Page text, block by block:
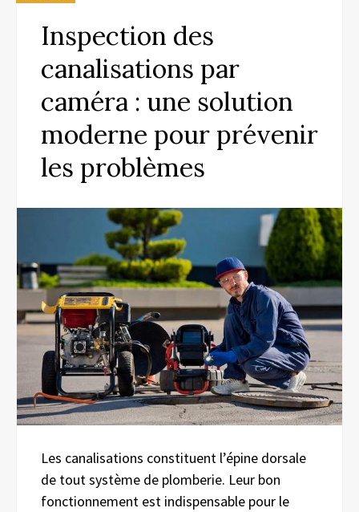
Inspection des
canalisations par
caméra : une solution
moderne pour prévenir
les problèmes
Les canalisations constituent l’épine dorsale
de tout système de plomberie. Leur bon
fonctionnement est indispensable pour le